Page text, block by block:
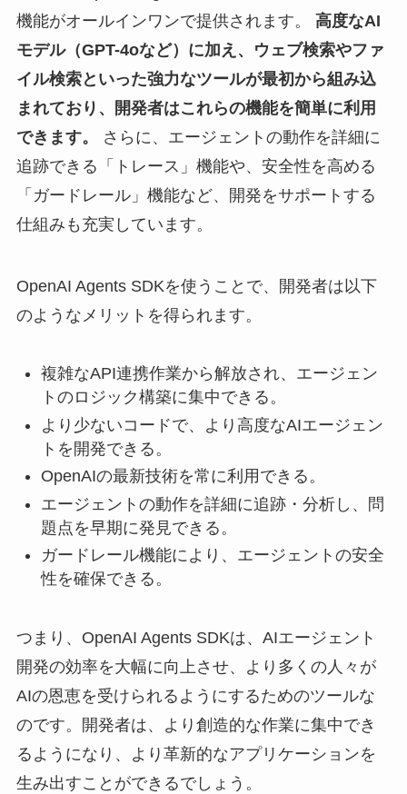
機能がオールインワンで提供されます。 高度なAI
モデル（GPT-4oなど）に加え、ウェブ検索やファ
イル検索といった強力なツールが最初から組み込
まれており、開発者はこれらの機能を簡単に利用
できます。
さらに、エージェントの動作を詳細に
追跡できる「トレース」機能や、安全性を高める
「ガードレール」機能など、開発をサポートする
仕組みも充実しています。
OpenAI Agents SDKを使うことで、開発者は以下
のようなメリットを得られます。
複雑なAPI連携作業から解放され、エージェン
トのロジック構築に集中できる。
より少ないコードで、より高度なAIエージェン
トを開発できる。
OpenAIの最新技術を常に利用できる。
エージェントの動作を詳細に追跡・分析し、問
題点を早期に発見できる。
ガードレール機能により、エージェントの安全
性を確保できる。
つまり、OpenAI Agents SDKは、AIエージェント
開発の効率を大幅に向上させ、より多くの人々が
AIの恩恵を受けられるようにするためのツールな
のです。開発者は、より創造的な作業に集中でき
るようになり、より革新的なアプリケーションを
生み出すことができるでしょう。